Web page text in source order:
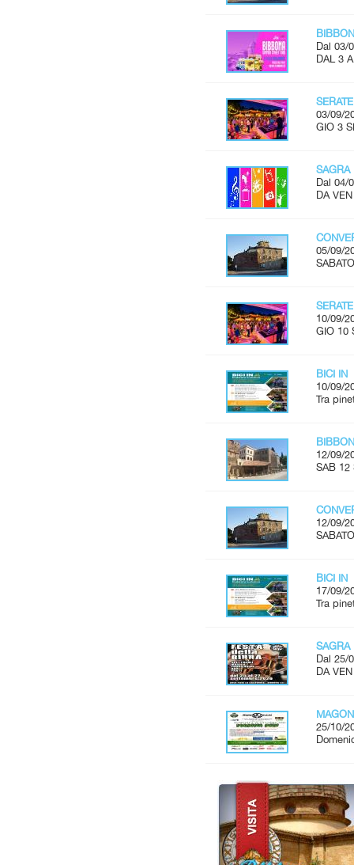
Dal 03/
DAL 3
03/09/
GIO 3
SAGRA
Dal 04/
DA
05/09/
10/09/
GIO 10
BICI IN
10/09/
Tra
12/09/
SAB 12
12/09/
BICI IN
17/09/
Tra
SAGRA
Dal 25/
DA
25/10/